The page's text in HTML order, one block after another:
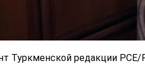
Туркменской редакции РСЕ/